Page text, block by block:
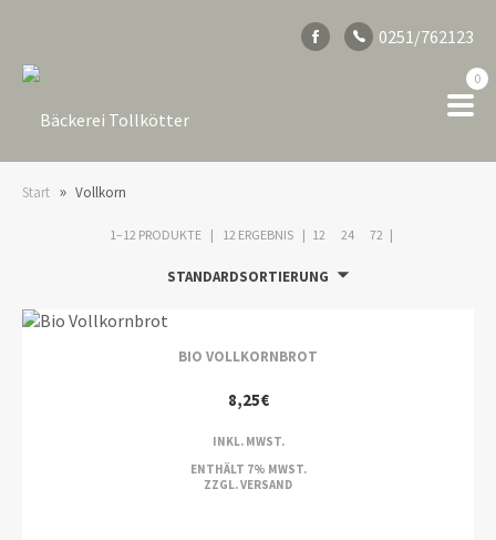
0251/762123
0
Start » Vollkorn
1–12 PRODUKTE 12 ERGEBNIS 12 24 72
STANDARDSORTIERUNG
BIO VOLLKORNBROT
8,25€
INKL. MWST.
ENTHÄLT 7% MWST.
ZZGL.VERSAND